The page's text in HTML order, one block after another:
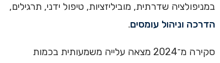
במניפולציה שדרתית, מוביליזציות, טיפול ידני, תרגילים,
הדרכה וניהול עומסים.
סקירה מ־2024 מצאה עלייה משמעותית בכמות